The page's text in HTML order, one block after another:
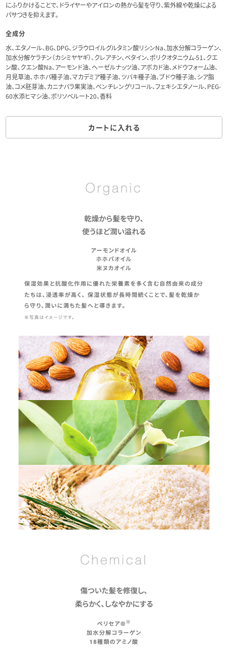
にふりかけることで、ドライヤーやアイロンの熱から髪を守り、紫外線や乾燥による
パサつきを抑えます。
全成分
水、エタノール、BG、DPG、ジラウロイルグルタミン酸リシンNa、加水分解コラーゲン、
加水分解ケラチン（カシミヤヤギ）、クレアチン、ベタイン、ポリクオタニウム-51、クエ
ン酸、クエン酸Na、アーモンド油、ヘーゼルナッツ油、アボカド油、メドウフォーム油、
月見草油、ホホバ種子油、マカデミア種子油、ツバキ種子油、ブドウ種子油、シア脂
油、コメ胚芽油、カニナバラ果実油、ペンチレングリコール、フェキシエタノール、PEG-
60水添ヒマシ油、ポリソベルート20、香料
カートに入れる